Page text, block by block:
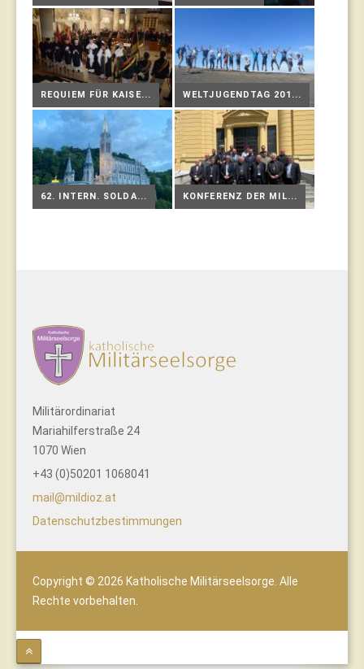
REQUIEM FÜR KAISE... WELTJUGENDTAG 201...
62. INTERN. SOLDA... KONFERENZ DER MIL...
Militärordinariat
Mariahilferstraße 24
1070 Wien
+43 (0)50201 1068041
mail@mildioz.at
Datenschutzbestimmungen
Copyright © 2026 Katholische Militärseelsorge. Alle
Rechte vorbehalten.